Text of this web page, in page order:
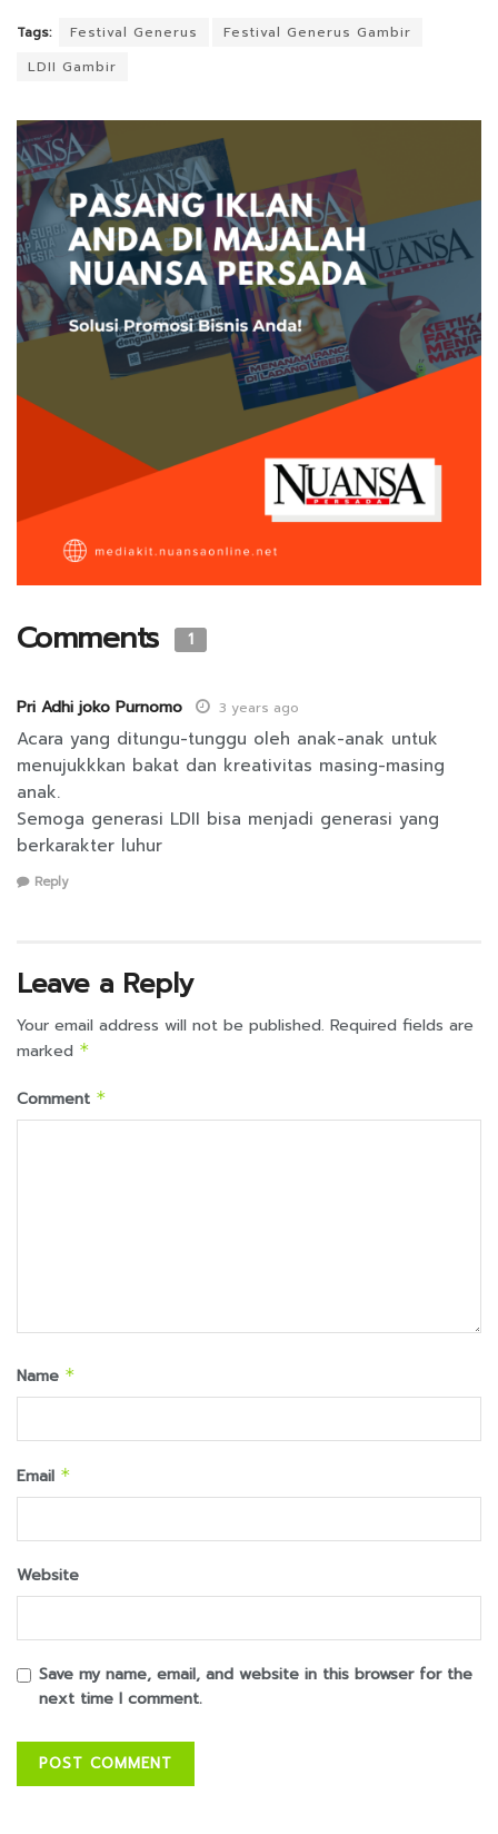
Tags: Festival Generus
Festival Generus Gambir
LDII Gambir
Comments 1
Pri Adhi joko Purnomo 3 years ago
Acara yang ditungu-tunggu oleh anak-anak untuk
menujukkkan bakat dan kreativitas masing-masing
anak.
Semoga generasi LDII bisa menjadi generasi yang
berkarakter luhur
Reply
Leave a Reply
Your email address will not be published. Required fields are
marked *
Comment *
Name *
Email *
Website
Save my name, email, and website in this browser for the
next time I comment.